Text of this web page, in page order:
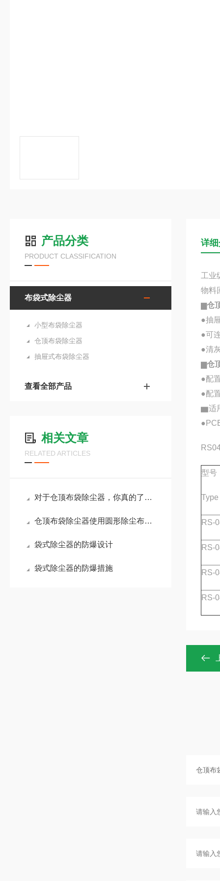
产品分类
PRODUCT CLASSIFICATION
布袋式除尘器
小型布袋除尘器
仓顶布袋除尘器
抽屉式布袋除尘器
查看全部产品
相关文章
RELATED ARTICLES
对于仓顶布袋除尘器，你真的了解吗？
仓顶布袋除尘器使用圆形除尘布袋的好处，你都了解吗？
袋式除尘器的防爆设计
袋式除尘器的防爆措施
详
工业
物料
▆仓
●抽
●可
●清
▆仓
●配
●配
▆适
型号
Type
RS-
RS-
RS-
RS-